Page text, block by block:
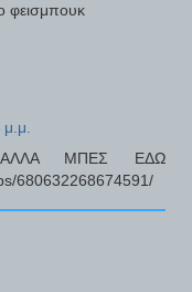
φεισμπουκ
ΑΛΛΑ ΜΠΕΣ ΕΔΩ
680632268674591/